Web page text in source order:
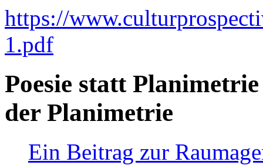
https://
1.pdf
Poesie statt
der Planimetrie
Ein Beitrag zur